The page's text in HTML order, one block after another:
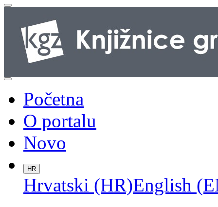
Početna
O portalu
Novo
HR
Hrvatski (HR)English